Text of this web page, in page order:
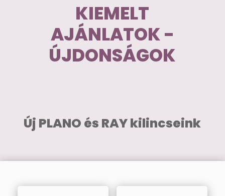
KIEMELT
AJÁNLATOK -
ÚJDONSÁGOK
Új PLANO és RAY kilincseink